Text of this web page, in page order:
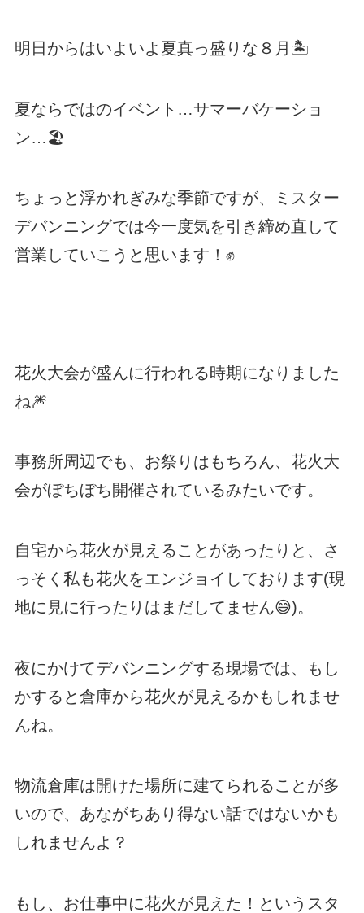
明日からはいよいよ夏真っ盛りな８月🏝️
夏ならではのイベント…サマーバケーショ
ン…🏖️
ちょっと浮かれぎみな季節ですが、ミスター
デバンニングでは今一度気を引き締め直して
営業していこうと思います！✊
花火大会が盛んに行われる時期になりました
ね🎆
事務所周辺でも、お祭りはもちろん、花火大
会がぼちぼち開催されているみたいです。
自宅から花火が見えることがあったりと、さ
っそく私も花火をエンジョイしております(現
地に見に行ったりはまだしてません😅)。
夜にかけてデバンニングする現場では、もし
かすると倉庫から花火が見えるかもしれませ
んね。
物流倉庫は開けた場所に建てられることが多
いので、あながちあり得ない話ではないかも
しれませんよ？
もし、お仕事中に花火が見えた！というスタ